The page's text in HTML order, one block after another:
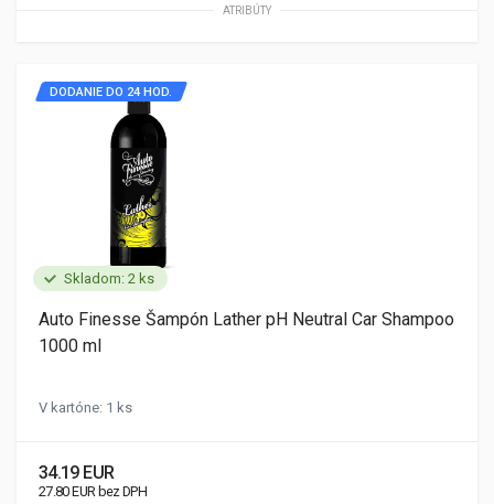
ATRIBÚTY
Skladom: 2 ks
DODANIE DO 24 HOD.
Auto Finesse Šampón Lather pH Neutral Car Shampoo
1000 ml
V kartóne: 1 ks
34.19 EUR
27.80 EUR bez DPH